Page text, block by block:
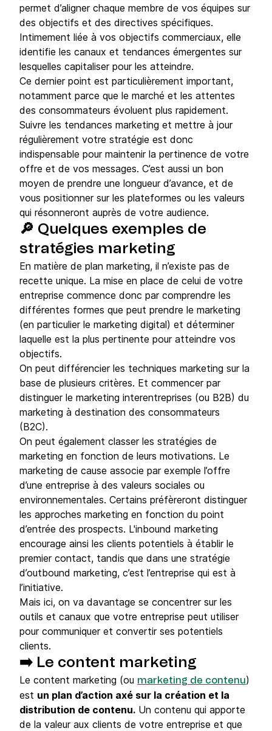
permet d’aligner chaque membre de vos équipes sur
des objectifs et des directives spécifiques.
Intimement liée à vos objectifs commerciaux, elle
identifie les canaux et tendances émergentes sur
lesquelles capitaliser pour les atteindre.
Ce dernier point est particulièrement important,
notamment parce que le marché et les attentes
des consommateurs évoluent plus rapidement.
Suivre les tendances marketing et mettre à jour
régulièrement votre stratégie est donc
indispensable pour maintenir la pertinence de votre
offre et de vos messages. C’est aussi un bon
moyen de prendre une longueur d’avance, et de
vous positionner sur les plateformes ou les valeurs
qui résonneront auprès de votre audience.
🔎 Quelques exemples de
stratégies marketing
En matière de plan marketing, il n’existe pas de
recette unique. La mise en place de celui de votre
entreprise commence donc par comprendre les
différentes formes que peut prendre le marketing
(en particulier le marketing digital) et déterminer
laquelle est la plus pertinente pour atteindre vos
objectifs.
On peut différencier les techniques marketing sur la
base de plusieurs critères. Et commencer par
distinguer le marketing interentreprises (ou B2B) du
marketing à destination des consommateurs
(B2C).
On peut également classer les stratégies de
marketing en fonction de leurs motivations. Le
marketing de cause associe par exemple l’offre
d’une entreprise à des valeurs sociales ou
environnementales. Certains préfèreront distinguer
les approches marketing en fonction du point
d’entrée des prospects. L'inbound marketing
encourage ainsi les clients potentiels à établir le
premier contact, tandis que dans une stratégie
d’outbound marketing, c’est l’entreprise qui est à
l’initiative.
Mais ici, on va davantage se concentrer sur les
outils et canaux que votre entreprise peut utiliser
pour communiquer et convertir ses potentiels
clients.
➡️ Le content marketing
Le content marketing (ou marketing de contenu)
est un plan d’action axé sur la création et la
distribution de contenu. Un contenu qui apporte
de la valeur aux clients de votre entreprise et que